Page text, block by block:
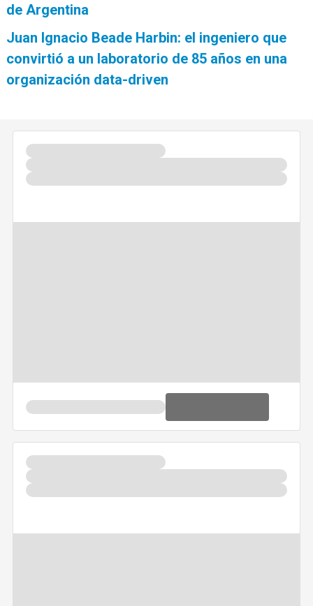
de Argentina
Juan Ignacio Beade Harbin: el ingeniero que
convirtió a un laboratorio de 85 años en una
organización data-driven